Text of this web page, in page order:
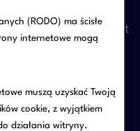
lub mediacji. Gdy jest
klientów
członków
(RODO) ma ścisłe
internetowe mogą
muszą uzyskać Twoją
cookie, z wyjątkiem
działania witryny.